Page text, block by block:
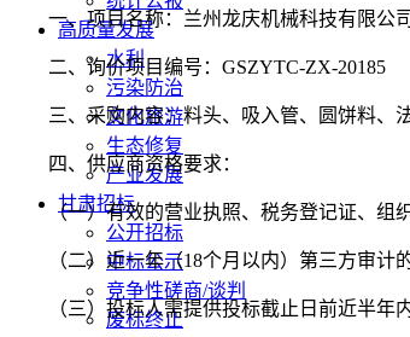
高质量发展
水利
污染防治
文化旅游
生态修复
产业发展
甘肃招标
公开招标
中标公示
竞争性磋商/谈判
废标终止
一、项目名称： 兰州龙庆机械科技有限公
二、询价项目编号： GSZYTC-ZX-20185
三、采购内容：料头、吸入管、圆饼料、
四、供应商资格要求：
（一）有效的营业执照、税务登记证、组
（二）近一年（18个月以内）第三方审计
（三）投标人需提供投标截止日前近半